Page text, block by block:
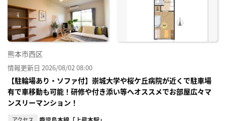
熊本市西区
情報更新日 2026/08/02 08:00
【駐輪場あり・ソファ付】崇城大学や桜ケ丘病院が近くで駐車場
有で車移動も可能！研修や付き添い等へオススメでお部屋広々マ
ンスリーマンション！
アクセス